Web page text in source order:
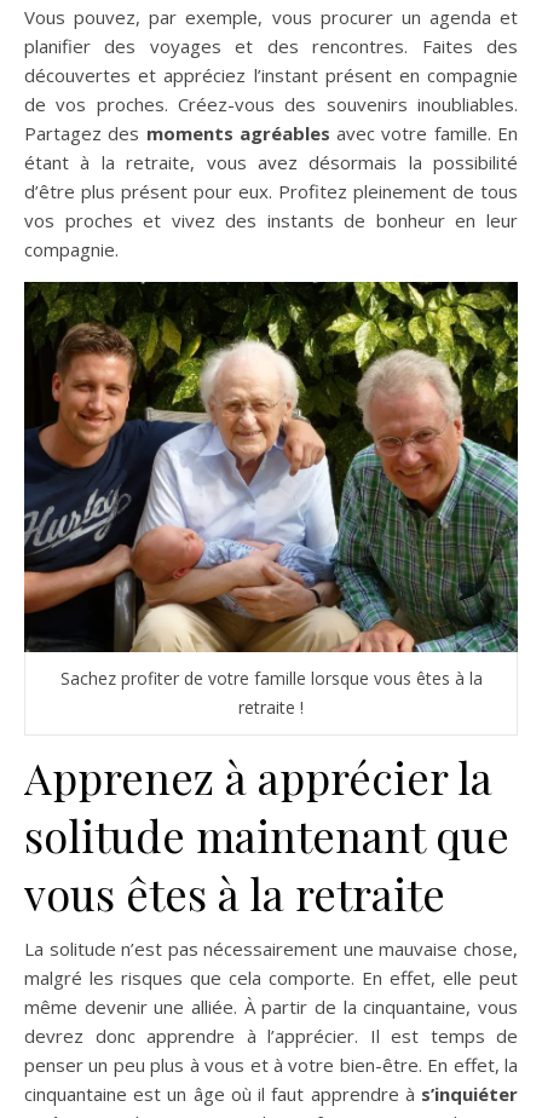
Vous pouvez, par exemple, vous procurer un agenda et
planifier des voyages et des rencontres. Faites des
découvertes et appréciez l’instant présent en compagnie
de vos proches. Créez-vous des souvenirs inoubliables.
Partagez des moments agréablesavec votre famille. En
étant à la retraite, vous avez désormais la possibilité
d’être plus présent pour eux. Profitez pleinement de tous
vos proches et vivez des instants de bonheur en leur
compagnie.
Sachez profiter de votre famille lorsque vous êtes à la
retraite !
Apprenez à apprécier la
solitude maintenant que
vous êtes à la retraite
La solitude n’est pas nécessairement une mauvaise chose,
malgré les risques que cela comporte. En effet, elle peut
même devenir une alliée. À partir de la cinquantaine, vous
devrez donc apprendre à l’apprécier. Il est temps de
penser un peu plus à vous et à votre bien-être. En effet, la
cinquantaine est un âge où il faut apprendre à s’inquiéter